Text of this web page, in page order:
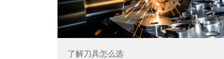
了解刀具怎么选